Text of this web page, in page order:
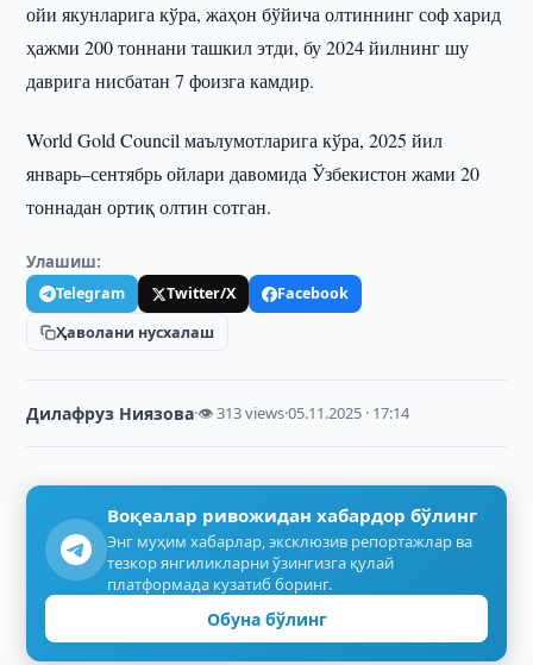
ойи якунларига кўра, жаҳон бўйича олтиннинг соф харид
ҳажми 200 тоннани ташкил этди, бу 2024 йилнинг шу
даврига нисбатан 7 фоизга камдир.
World Gold Council маълумотларига кўра, 2025 йил
январь–сентябрь ойлари давомида Ўзбекистон жами 20
тоннадан ортиқ олтин сотган.
Улашиш:
Telegram Twitter/X
Facebook
Ҳаволани нусхалаш
Дилафруз Ниязова·👁 313 views·05.11.2025 · 17:14
Воқеалар ривожидан хабардор бўлинг
Энг муҳим хабарлар, эксклюзив репортажлар ва
тезкор янгиликларни ўзингизга қулай
платформада кузатиб боринг.
Обуна бўлинг